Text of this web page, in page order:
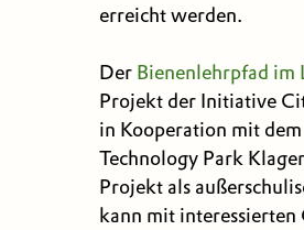
erreicht werden.
Der Bienenlehrpfad im
Projekt der Initiative
in Kooperation mit
Technology Park
Projekt als
kann mit